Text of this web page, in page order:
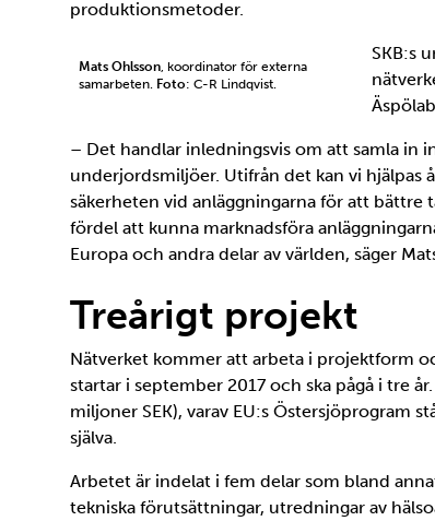
produktionsmetoder.
Mats Ohlsson , koordinator för externa
samarbeten. Foto: C-R Lindqvist.
SKB:s
– Det handlar inledningsvis om att samla in
underjordsmiljöer. Utifrån det kan vi
säkerheten vid anläggningarna för att bättre
fördel att kunna marknadsföra
Europa och andra delar av världen, säger
Treårigt projekt
Nätverket kommer att arbeta i projektform
startar i september 2017 och ska pågå i tre
miljoner SEK), varav EU:s Östersjöprogram
själva.
Arbetet är indelat i fem delar som bland
tekniska förutsättningar, utredningar av